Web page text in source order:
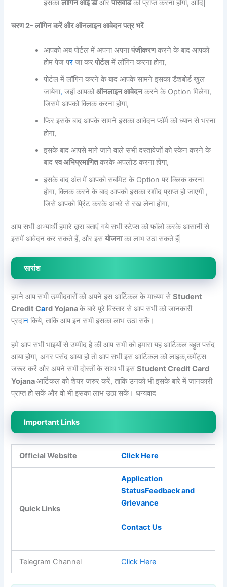
इसकालॉगिन आई डीऔरपासवोर्डको प्राप्त करना होगा, आदि|
चरण 2- लॉगिन करें और ऑनलाइन आवेदन पत्र भरें
आपको अब पोर्टल में अपना अपनापंजीकरणकरने के बाद आपको
होम पेज पर जा करपोर्टलमें लॉगिन करना होगा,
पोर्टल में लॉगिन करने के बाद आपके सामने इसका डैशबोर्ड खुल
जायेगा, जहाँ आपकोऑनलाइन आवेदनकरने के Option मिलेगा,
जिसमे आपको क्लिक करना होगा,
फिर इसके बाद आपके सामने इसका आवेदन फॉर्म को ध्यान से भरना
होगा,
इसके बाद आपसे मांगे जाने वाले सभी दस्तावेजों को स्केन करने के
बादस्व अभिप्रमाणितकरके अपलोड करना होगा,
इसके बाद अंत में आपको सबमिट के Option पर क्लिक करना
होगा, क्लिक करने के बाद आपको इसका रशीद प्राप्त हो जाएगी ,
जिसे आपको प्रिंट करके अच्छे से रख लेना होगा,
आप सभी अभ्यार्थी हमारे द्वारा बताएं गये सभी स्टेप्स को फॉलो करके आसानी से
इसमें आवेदन कर सकते हैं, और इसयोजनाका लाभ उठा सकते हैं|
सारांश
हमने आप सभी उम्मीदवारों को अपने इस आर्टिकल के माध्यम सेStudent
Credit Card Yojanaके बारे पूरे विस्तार से आप सभी को जानकारी
प्रदान किये, ताकि आप इन सभी इसका लाभ उठा सकें।
हमे आप सभी भाइयों से उम्मीद है की आप सभी को हमारा यह आर्टिकल बहुत पसंद
आया होगा, अगर पसंद आया हो तो आप सभी इस आर्टिकल को लाइक,कमेंट्स
जरूर करें और अपने सभी दोस्तों के साथ भी इसStudent Credit Card
Yojanaआर्टिकल को शेयर जरुर करें, ताकि उनको भी इसके बारे में जानकारी
प्राप्त हो सकें और वो भी इसका लाभ उठा सकें। धन्यवाद
Important Links
Official Website Click Here
Quick Links
Application
StatusFeedback and
Grievance
Contact Us
Telegram Channel Click Here